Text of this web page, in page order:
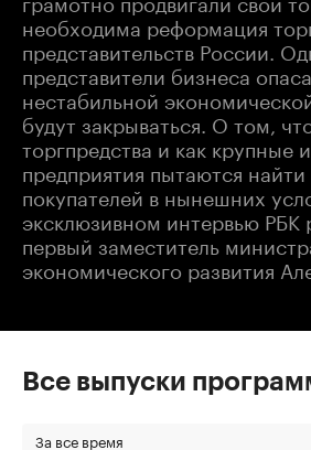
необходима реформация
представительств России.
представители бизнеса
нестабильной
будут закрываться. О том,
торгпредства и как крупные
предприятия пытаются
покупателей в нынешних
эксклюзивном интервью РБК
первый заместитель
экономического развития
Все выпуски
За все время